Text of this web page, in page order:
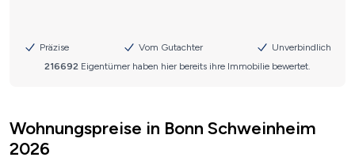
Wohnungspreise in Bonn Schweinheim
2026